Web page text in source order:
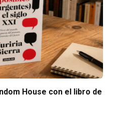
House con el libro de